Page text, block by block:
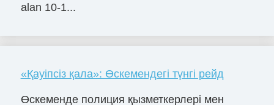
alan 10-1...
«Қауіпсіз қала»: Өскемендегі түнгі рейд
Өскеменде полиция қызметкерлері мен